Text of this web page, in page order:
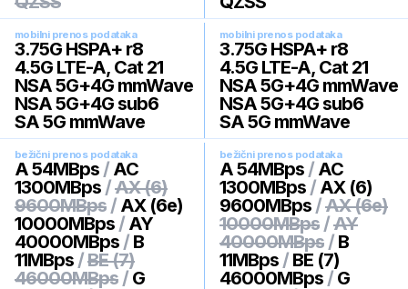
mobilni prenos podataka
3.75G HSPA+ r8
4.5G LTE-A, Cat 21
NSA 5G+4G mmWave
NSA 5G+4G sub6
SA 5G mmWave
mobilni prenos podataka
3.75G HSPA+ r8
4.5G LTE-A, Cat 21
NSA 5G+4G mmWave
NSA 5G+4G sub6
SA 5G mmWave
bežični prenos podataka
A 54MBps / AC
1300MBps /AX (6)
9600MBps / AX (6e)
10000MBps / AY
40000MBps / B
11MBps /BE (7)
46000MBps / G
bežični prenos podataka
A 54MBps / AC
1300MBps / AX (6)
9600MBps /AX (6e)
10000MBps /AY
40000MBps / B
11MBps / BE (7)
46000MBps / G